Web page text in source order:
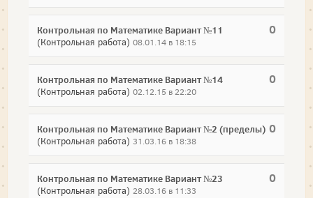
0
Контрольная по Математике Вариант №11
(Контрольная работа) 08.01.14 в 18:15
0
Контрольная по Математике Вариант №14
(Контрольная работа) 02.12.15 в 22:20
0
Контрольная по Математике Вариант №2 (пределы)
(Контрольная работа) 31.03.16 в 18:38
0
Контрольная по Математике Вариант №23
(Контрольная работа) 28.03.16 в 11:33